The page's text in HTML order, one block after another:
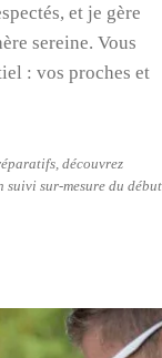
et je gère
sereine. Vous
: vos proches et
découvrez
suivi sur-mesure du début